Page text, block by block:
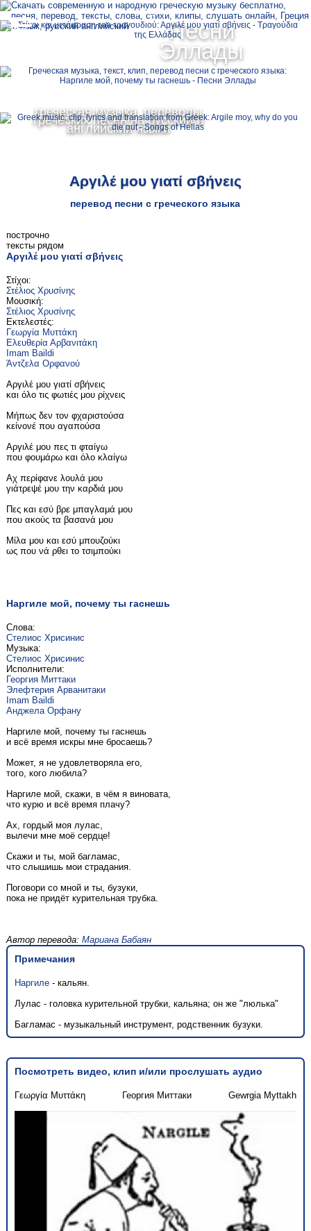
Песни
Эллады
греческая музыка, переводы
греческих песен на русский и
английский языки
Ελληνικά
Русский
MENU
Αργιλέ μου γιατί σβήνεις
перевод песни с греческого языка
построчно
тексты рядом
Αργιλέ μου γιατί σβήνεις
Στίχοι:
Στέλιος Χρυσίνης
Μουσική:
Στέλιος Χρυσίνης
Εκτελεστές:
Γεωργία Μυττάκη
Ελευθερία Αρβανιτάκη
Imam Baildi
Άντζελα Ορφανού
Αργιλέ μου γιατί σβήνεις
και όλο τις φωτιές μου ρίχνεις
Μήπως δεν τον φχαριστούσα
κείνονέ που αγαπούσα
Αργιλέ μου πες τι φταίγω
που φουμάρω και όλο κλαίγω
Αχ περίφανε λουλά μου
γιάτρεψέ μου την καρδιά μου
Πες και εσύ βρε μπαγλαμά μου
που ακούς τα βασανά μου
Μίλα μου και εσύ μπουζούκι
ως που νά ρθει το τσιμπούκι
Наргиле мой, почему ты гаснешь
Слова:
Стелиос Хрисинис
Музыка:
Стелиос Хрисинис
Исполнители:
Георгия Миттаки
Элефтерия Арванитаки
Imam Baildi
Анджела Орфану
Наргиле мой, почему ты гаснешь
и всё время искры мне бросаешь?
Может, я не удовлетворяла его,
того, кого любила?
Наргиле мой, скажи, в чём я виновата,
что курю и всё время плачу?
Ах, гордый моя лулас,
вылечи мне моё сердце!
Скажи и ты, мой багламас,
что слышишь мои страдания.
Поговори со мной и ты, бузуки,
пока не придёт курительная трубка.
Автор перевода: Мариана Бабаян
Примечания
Наргиле- кальян.
Лулас - головка курительной трубки, кальяна; он же "люлька"
Багламас - музыкальный инструмент, родственник бузуки.
Посмотреть видео, клип и/или прослушать аудио
Γεωργία Μυττάκη Георгия Миттаки Gewrgia Myttakh